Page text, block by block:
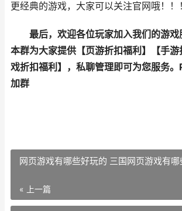
更经典的游戏，大家可以关注官网哦！！
最后，欢迎各位玩家加入我们的游
本群为大家提供【页游折扣福利 】【手游
戏折扣福利 】，私聊管理即可为您服务。
加群
网页游戏有哪些好玩的 三国网页游戏有哪
« 上一篇